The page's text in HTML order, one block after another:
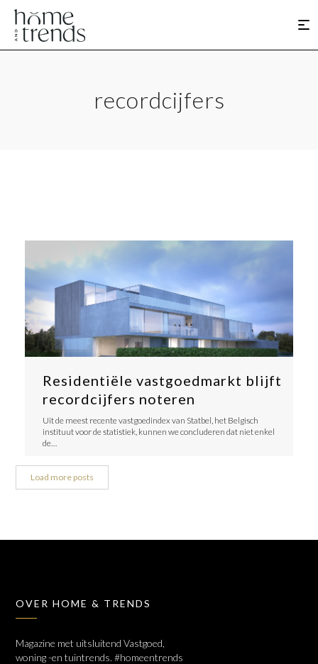
recordcijfers
Residentiële vastgoedmarkt blijft
recordcijfers noteren
Uit de meest recente vastgoedindex van Statbel, het Belgisch
instituut voor de statistiek, kunnen we concluderen dat niet enkel
de…
Load more posts
OVER HOME & TRENDS
Magazine met uitsluitend Vastgoed,
woning -en tuintrends. #homeentrends